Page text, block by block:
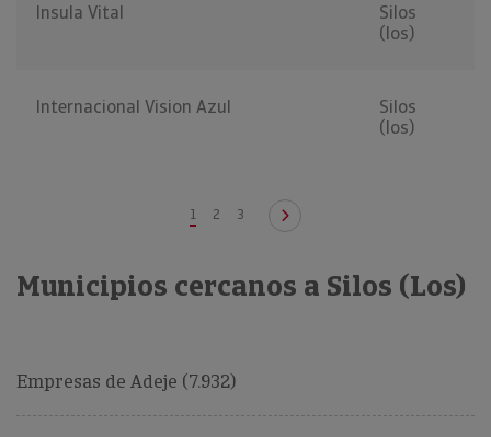
Insula Vital
Silos
(los)
Internacional Vision Azul
Silos
(los)
1 2 3
Municipios cercanos a Silos (Los)
Empresas de Adeje (7.932)